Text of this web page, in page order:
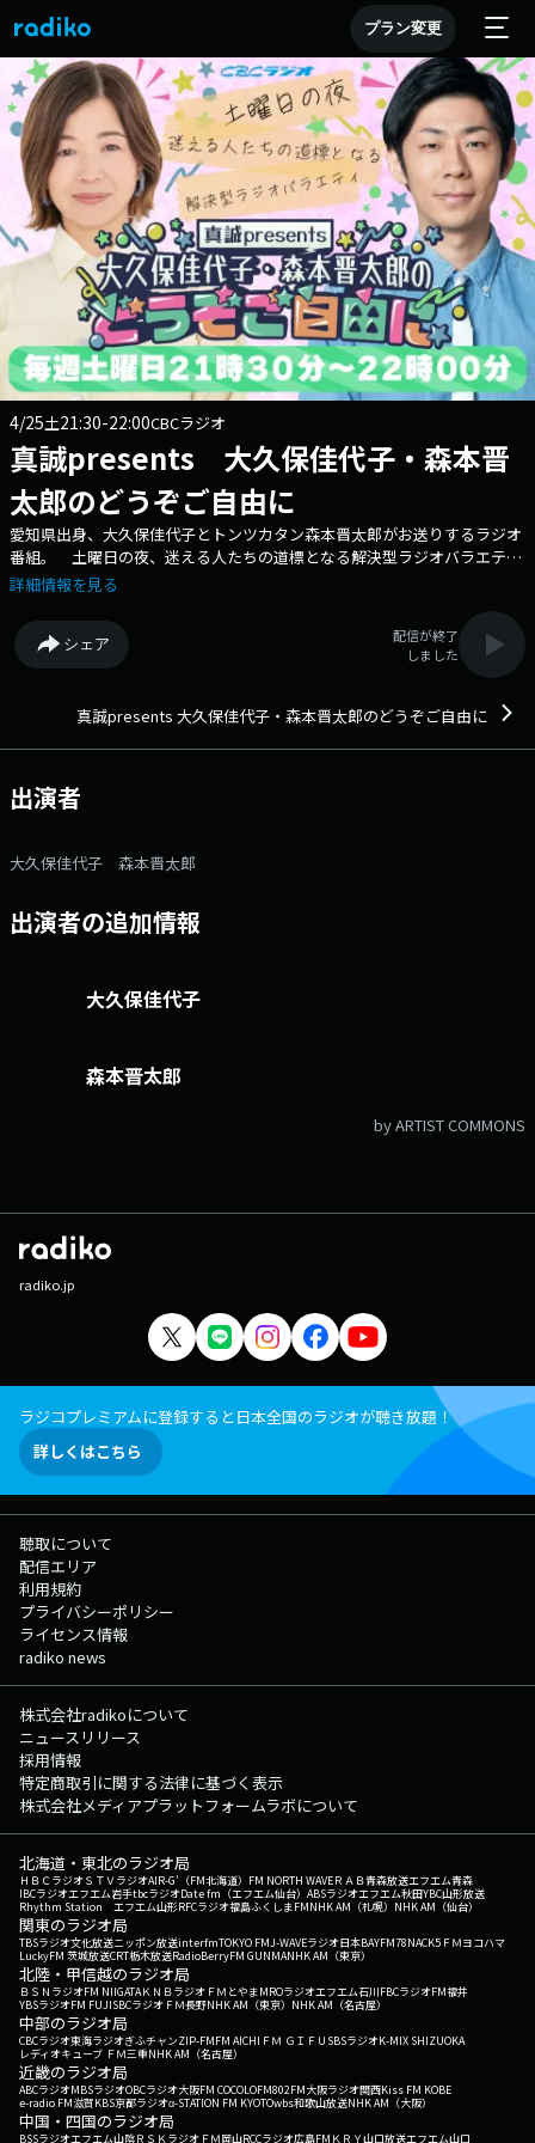
プラン変更
4/25土21:30-22:00CBCラジオ
真誠presents 大久保佳代子・森本晋
太郎のどうぞご自由に
愛知県出身、大久保佳代子とトンツカタン森本晋太郎がお送りするラジオ
番組。 土曜日の夜、迷える人たちの道標となる解決型ラジオバラエティ
です。 番組へのおたよりは こちら FAXは 052-263-6800 まで
詳細情報を見る
シェア
配信が終了
しました
真誠presents 大久保佳代子・森本晋太郎のどうぞご自由に
出演者
大久保佳代子 森本晋太郎
出演者の追加情報
大久保佳代子
森本晋太郎
by ARTIST COMMONS
radiko.jp
ラジコプレミアムに登録すると日本全国のラジオが聴き放題！
詳しくはこちら
聴取について
配信エリア
利用規約
プライバシーポリシー
ライセンス情報
radiko news
株式会社radikoについて
ニュースリリース
採用情報
特定商取引に関する法律に基づく表示
株式会社メディアプラットフォームラボについて
北海道・東北のラジオ局
ＨＢＣラジオＳＴＶラジオAIR-G'（FM北海道） FM NORTH WAVEＲＡＢ青森放送エフエム青森
IBCラジオエフエム岩手tbcラジオDate fm（エフエム仙台） ABSラジオエフエム秋田YBC山形放送
Rhythm Station エフエム山形RFCラジオ福島ふくしまFMNHK AM（札幌） NHK AM（仙台）
関東のラジオ局
TBSラジオ文化放送ニッポン放送interfmTOKYO FMJ-WAVEラジオ日本BAYFM78NACK5 ＦＭヨコハマ
LuckyFM 茨城放送CRT栃木放送RadioBerryFM GUNMANHK AM（東京）
北陸・甲信越のラジオ局
ＢＳＮラジオFM NIIGATAＫＮＢラジオ ＦＭとやまMROラジオエフエム石川FBCラジオFM福井
YBSラジオFM FUJISBCラジオ ＦＭ長野NHK AM（東京） NHK AM（名古屋）
中部のラジオ局
CBCラジオ東海ラジオぎふチャンZIP-FMFM AICHI ＦＭ ＧＩＦＵ SBSラジオK-MIX SHIZUOKA
レディオキューブ ＦＭ三重NHK AM（名古屋）
近畿のラジオ局
ABCラジオMBSラジオOBCラジオ大阪FM COCOLOFM802FM大阪ラジオ関西Kiss FM KOBE
e-radio FM滋賀KBS京都ラジオα-STATION FM KYOTOwbs和歌山放送NHK AM（大阪）
中国・四国のラジオ局
BSSラジオエフエム山陰ＲＳＫラジオ ＦＭ岡山RCCラジオ広島FM ＫＲＹ山口放送エフエム山口